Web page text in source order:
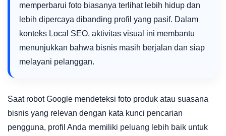
memperbarui foto biasanya terlihat lebih hidup dan
lebih dipercaya dibanding profil yang pasif. Dalam
konteks Local SEO, aktivitas visual ini membantu
menunjukkan bahwa bisnis masih berjalan dan siap
melayani pelanggan.
Saat robot Google mendeteksi foto produk atau suasana
bisnis yang relevan dengan kata kunci pencarian
pengguna, profil Anda memiliki peluang lebih baik untuk